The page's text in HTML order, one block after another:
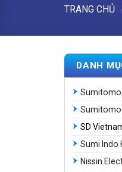
TRANG CHỦ
DANH
Sumitomo
Sumitomo
SD
Sumi Indo
Nissin